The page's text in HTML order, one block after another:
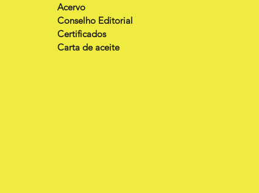
Acervo
Conselho Editorial
Certificados
Carta de aceite